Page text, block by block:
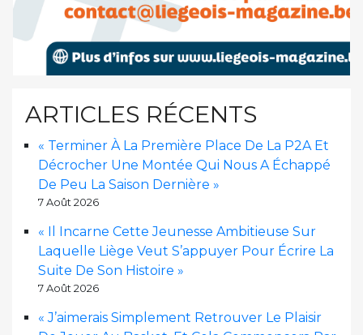
ARTICLES RÉCENTS
« Terminer À La Première Place De La P2A Et
Décrocher Une Montée Qui Nous A Échappé
De Peu La Saison Dernière »
7 Août 2026
« Il Incarne Cette Jeunesse Ambitieuse Sur
Laquelle Liège Veut S’appuyer Pour Écrire La
Suite De Son Histoire »
7 Août 2026
« J’aimerais Simplement Retrouver Le Plaisir